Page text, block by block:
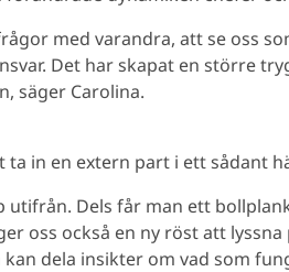
med varandra, att se oss
Det har skapat en större
säger Carolina.
ta in en extern part i ett sådant
utifrån. Dels får man ett
oss också en ny röst att
dela insikter om vad som